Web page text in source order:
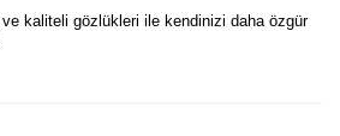
ve kaliteli gözlükleri ile kendinizi daha özgür